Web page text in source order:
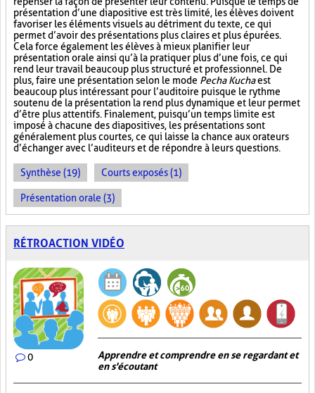
présentation d’une diapositive est très limité, les élèves doivent
favoriser les éléments visuels au détriment du texte, ce qui
permet d’avoir des présentations plus claires et plus épurées.
Cela force également les élèves à mieux planifier leur
présentation orale ainsi qu’à la pratiquer plus d’une fois, ce qui
rend leur travail beaucoup plus structuré et professionnel. De
plus, faire une présentation selon le mode Pecha Kuchaest
beaucoup plus intéressant pour l’auditoire puisque le rythme
soutenu de la présentation la rend plus dynamique et leur permet
d’être plus attentifs. Finalement, puisqu’un temps limite est
imposé à chacune des diapositives, les présentations sont
généralement plus courtes, ce qui laisse la chance aux orateurs
d’échanger avec l’auditeurs et de répondre à leurs questions.
Synthèse (19) Courts exposés (1)
Présentation orale (3)
RÉTROACTION VIDÉO
0
Apprendre et comprendre en se regardant et
en s'écoutant